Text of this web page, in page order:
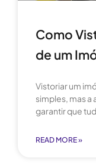
Como
de um
Vistoriar um
simples, mas a
garantir que
READ MORE »